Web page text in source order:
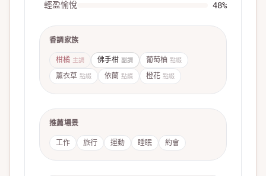
輕盈愉悅 48%
香調家族
柑橘 主調 佛手柑 副調 葡萄柚 點綴
薰衣草 點綴 依蘭 點綴 橙花 點綴
推薦場景
工作 旅行 運動 睡眠 約會